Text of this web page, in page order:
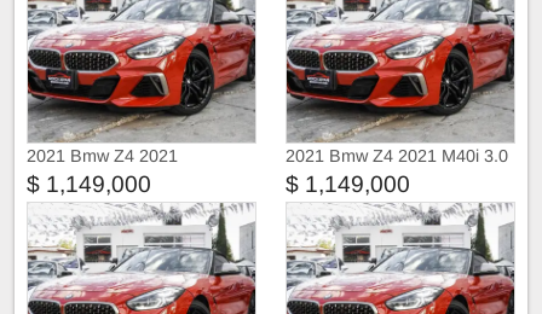
2021 Bmw Z4 2021
$ 1,149,000
2021 Bmw Z4 2021 M40i 3.0
Turbo
$ 1,149,000